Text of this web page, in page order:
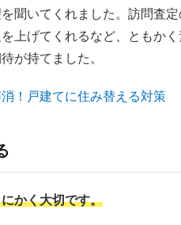
聞いてくれました。訪問査
上げてくれるなど、ともかく
が持てました。
！戸建てに住み替える対策
かく大切です。